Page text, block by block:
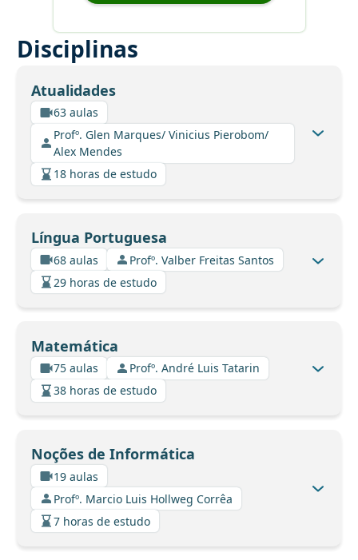
Disciplinas
Atualidades
63 aulas
Profº. Glen Marques/ Vinicius Pierobom/
Alex Mendes
18 horas de estudo
Língua Portuguesa
68 aulas
Profº. Valber Freitas Santos
29 horas de estudo
Matemática
75 aulas
Profº. André Luis Tatarin
38 horas de estudo
Noções de Informática
19 aulas
Profº. Marcio Luis Hollweg Corrêa
7 horas de estudo